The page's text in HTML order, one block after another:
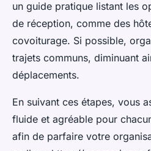
un guide pratique listant les
de réception, comme des
covoiturage. Si possible,
trajets communs, diminuant
déplacements.
En suivant ces étapes, vous
fluide et agréable pour
afin de parfaire votre